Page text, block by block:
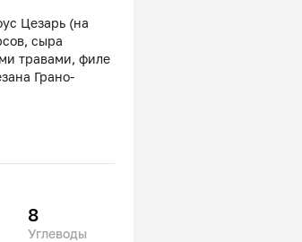
Цезарь (на
сыра
травами, филе
Грано-
8
Углеводы